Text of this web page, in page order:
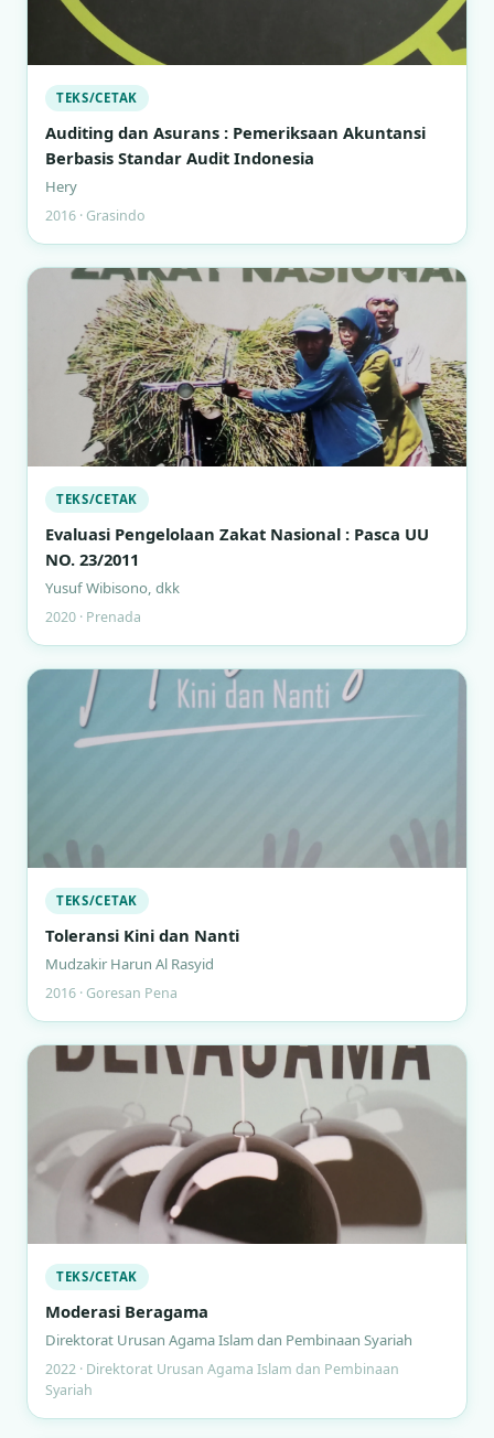
TEKS/CETAK
Auditing dan Asurans : Pemeriksaan Akuntansi
Berbasis Standar Audit Indonesia
Hery
2016 · Grasindo
TEKS/CETAK
Evaluasi Pengelolaan Zakat Nasional : Pasca UU
NO. 23/2011
Yusuf Wibisono, dkk
2020 · Prenada
TEKS/CETAK
Toleransi Kini dan Nanti
Mudzakir Harun Al Rasyid
2016 · Goresan Pena
TEKS/CETAK
Moderasi Beragama
Direktorat Urusan Agama Islam dan Pembinaan Syariah
2022 · Direktorat Urusan Agama Islam dan Pembinaan
Syariah